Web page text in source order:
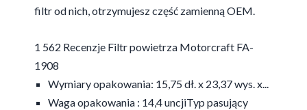
filtr od nich, otrzymujesz część zamienną OEM.
1 562 Recenzje Filtr powietrza Motorcraft FA-
1908
Wymiary opakowania: 15,75 dł. x 23,37 wys. x...
Waga opakowania : 14,4 uncjiTyp pasujący